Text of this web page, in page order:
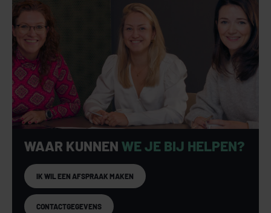
WAAR KUNNEN WE JE BIJ HELPEN?
IK WIL EEN AFSPRAAK MAKEN
CONTACTGEGEVENS